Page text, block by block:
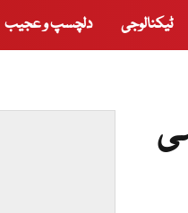
ٹیکنالوجی دلچسپ و عجیب